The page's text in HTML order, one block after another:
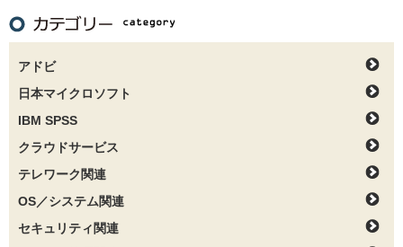
アドビ
日本マイクロソフト
IBM SPSS
クラウドサービス
テレワーク関連
OS／システム関連
セキュリティ関連